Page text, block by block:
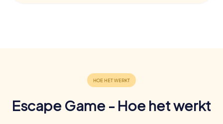
Escape Game - Hoe het werkt